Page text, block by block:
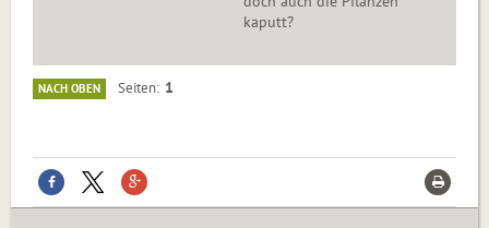
kaputt?
NACH OBEN Seiten 1